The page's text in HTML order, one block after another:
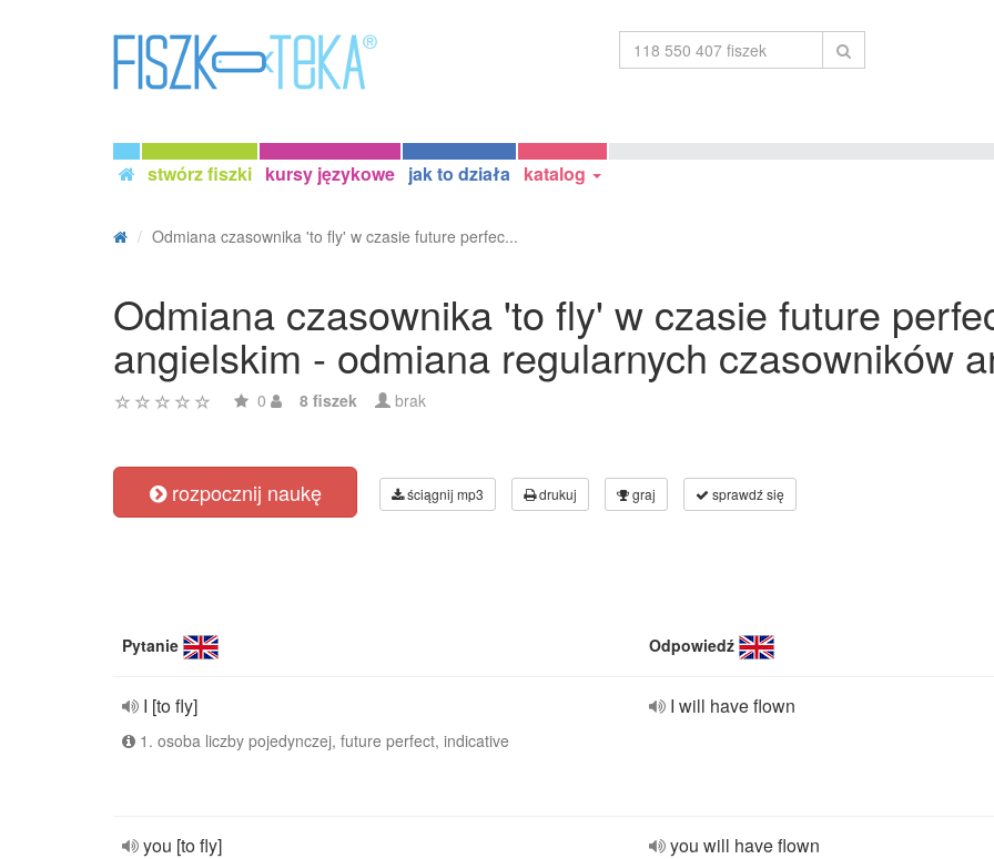
stwórz fiszki kursy językowe jak to działa katalog
Odmiana czasownika 'to fly' w czasie future perfec...
Odmiana czasownika 'to fly' w czasie future
angielskim - odmiana regularnych czasowników
0 8 fiszek brak
rozpocznij naukę ściągnij mp3 drukuj graj sprawdź się
Pytanie Odpowiedź
I [to fly]
1. osoba liczby pojedynczej, future perfect, indicative
I will have flown
you [to fly] you will have flown